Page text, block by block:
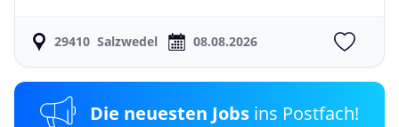
29410 Salzwedel 08.08.2026
Die neuesten Jobs ins Postfach!